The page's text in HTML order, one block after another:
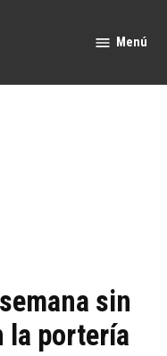
Menú
sin
la portería